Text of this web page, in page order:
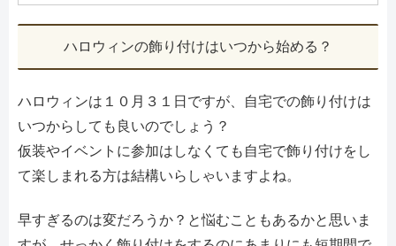
ハロウィンの飾り付けはいつから始める？
ハロウィンは１０月３１日ですが、自宅での飾り付けは
いつからしても良いのでしょう？
仮装やイベントに参加はしなくても自宅で飾り付けをし
て楽しまれる方は結構いらしゃいますよね。
早すぎるのは変だろうか？と悩むこともあるかと思いま